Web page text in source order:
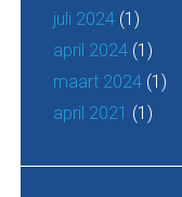
juli 2024(1)
april 2024(1)
maart 2024(1)
april 2021 (1)